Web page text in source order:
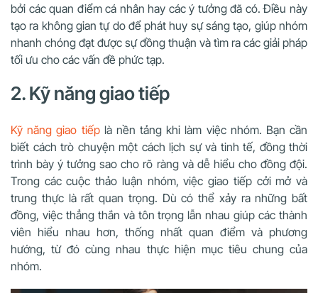
bởi các quan điểm cá nhân hay các ý tưởng đã có. Điều này
tạo ra không gian tự do để phát huy sự sáng tạo, giúp nhóm
nhanh chóng đạt được sự đồng thuận và tìm ra các giải pháp
tối ưu cho các vấn đề phức tạp.
2. Kỹ năng giao tiếp
Kỹ năng giao tiếplà nền tảng khi làm việc nhóm. Bạn cần
biết cách trò chuyện một cách lịch sự và tinh tế, đồng thời
trình bày ý tưởng sao cho rõ ràng và dễ hiểu cho đồng đội.
Trong các cuộc thảo luận nhóm, việc giao tiếp cởi mở và
trung thực là rất quan trọng. Dù có thể xảy ra những bất
đồng, việc thẳng thắn và tôn trọng lẫn nhau giúp các thành
viên hiểu nhau hơn, thống nhất quan điểm và phương
hướng, từ đó cùng nhau thực hiện mục tiêu chung của
nhóm.